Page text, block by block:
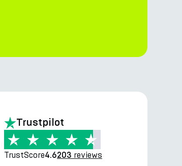
Trustpilot
TrustScore4.6203 reviews